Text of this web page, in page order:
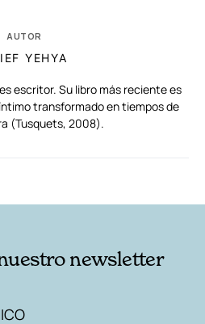
AUTOR
YEHYA
escritor. Su libro más reciente es
transformado en tiempos de
(Tusquets, 2008).
newsletter